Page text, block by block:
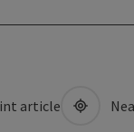
article